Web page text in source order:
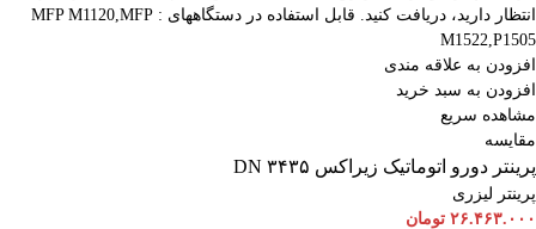
انتظار دارید، دریافت کنید. قابل استفاده در دستگاههای : MFP M1120,MFP
M1522,P1505
افزودن به علاقه مندی
افزودن به سبد خرید
مشاهده سریع
مقایسه
پرینتر دورو اتوماتیک زیراکس DN ۳۴۳۵
پرینتر لیزری
۲۶.۴۶۳.۰۰۰ تومان